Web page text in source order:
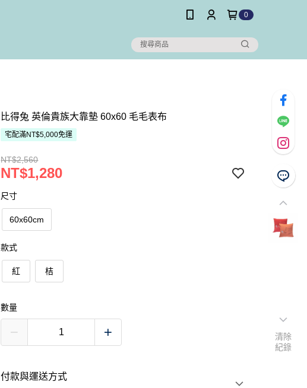
0
比得兔 英倫貴族大靠墊 60x60 毛毛表布
宅配滿NT$5,000免運
NT$2,560
NT$1,280
尺寸
60x60cm
款式
紅 桔
數量
付款與運送方式
清除
紀錄